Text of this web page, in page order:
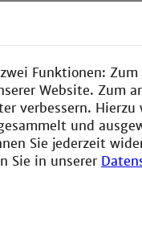
Funktionen:
Website. Zum
verbessern. Hierzu
und
Sie jederzeit
Sie in unserer